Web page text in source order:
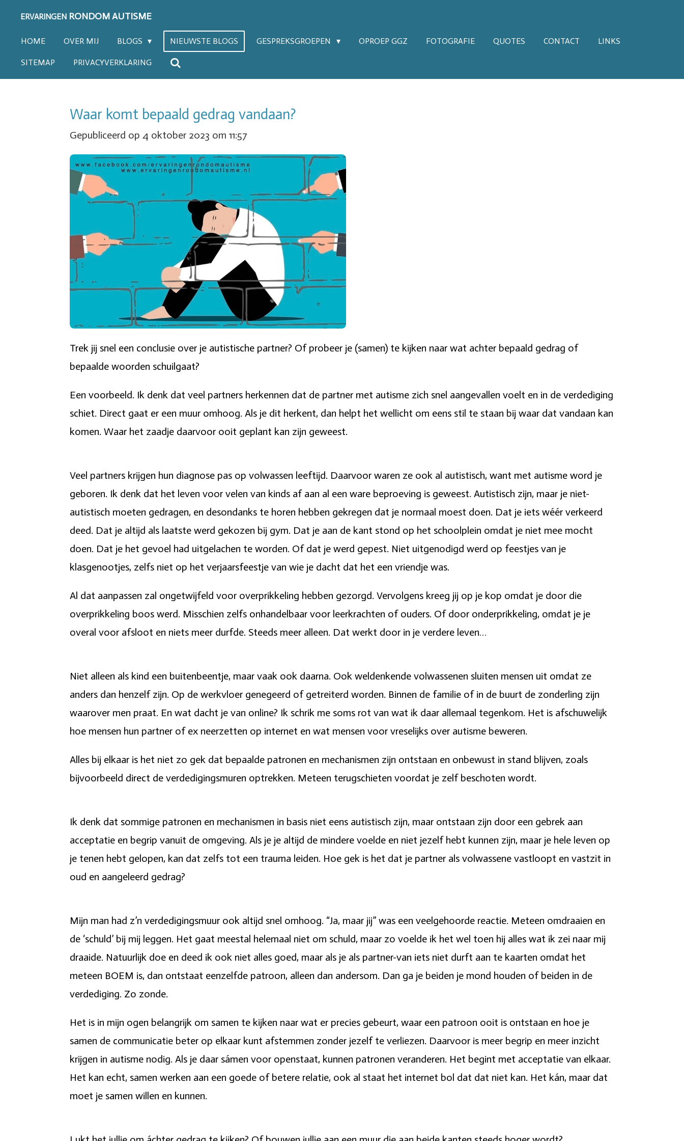
ERVARINGEN RONDOM AUTISME
HOME OVER MIJ BLOGS NIEUWSTE BLOGS GESPREKSGROEPEN OPROEP GGZ FOTOGRAFIE QUOTES CONTACT LINKS
SITEMAP PRIVACYVERKLARING
Waar komt bepaald gedrag vandaan?
Gepubliceerd op 4 oktober 2023 om 11:57
Trek jij snel een conclusie over je autistische partner? Of probeer je (samen) te kijken naar wat achter bepaald gedrag of
bepaalde woorden schuilgaat?
Een voorbeeld. Ik denk dat veel partners herkennen dat de partner met autisme zich snel aangevallen voelt en in de verdediging
schiet. Direct gaat er een muur omhoog. Als je dit herkent, dan helpt het wellicht om eens stil te staan bij waar dat vandaan kan
komen. Waar het zaadje daarvoor ooit geplant kan zijn geweest.
Veel partners krijgen hun diagnose pas op volwassen leeftijd. Daarvoor waren ze ook al autistisch, want met autisme word je
geboren. Ik denk dat het leven voor velen van kinds af aan al een ware beproeving is geweest. Autistisch zijn, maar je niet-
autistisch moeten gedragen, en desondanks te horen hebben gekregen dat je normaal moest doen. Dat je iets wéér verkeerd
deed. Dat je altijd als laatste werd gekozen bij gym. Dat je aan de kant stond op het schoolplein omdat je niet mee mocht
doen. Dat je het gevoel had uitgelachen te worden. Of dat je werd gepest. Niet uitgenodigd werd op feestjes van je
klasgenootjes, zelfs niet op het verjaarsfeestje van wie je dacht dat het een vriendje was.
Al dat aanpassen zal ongetwijfeld voor overprikkeling hebben gezorgd. Vervolgens kreeg jij op je kop omdat je door die
overprikkeling boos werd. Misschien zelfs onhandelbaar voor leerkrachten of ouders. Of door onderprikkeling, omdat je je
overal voor afsloot en niets meer durfde. Steeds meer alleen. Dat werkt door in je verdere leven…
Niet alleen als kind een buitenbeentje, maar vaak ook daarna. Ook weldenkende volwassenen sluiten mensen uit omdat ze
anders dan henzelf zijn. Op de werkvloer genegeerd of getreiterd worden. Binnen de familie of in de buurt de zonderling zijn
waarover men praat. En wat dacht je van online? Ik schrik me soms rot van wat ik daar allemaal tegenkom. Het is afschuwelijk
hoe mensen hun partner of ex neerzetten op internet en wat mensen voor vreselijks over autisme beweren.
Alles bij elkaar is het niet zo gek dat bepaalde patronen en mechanismen zijn ontstaan en onbewust in stand blijven, zoals
bijvoorbeeld direct de verdedigingsmuren optrekken. Meteen terugschieten voordat je zelf beschoten wordt.
Ik denk dat sommige patronen en mechanismen in basis niet eens autistisch zijn, maar ontstaan zijn door een gebrek aan
acceptatie en begrip vanuit de omgeving. Als je je altijd de mindere voelde en niet jezelf hebt kunnen zijn, maar je hele leven op
je tenen hebt gelopen, kan dat zelfs tot een trauma leiden. Hoe gek is het dat je partner als volwassene vastloopt en vastzit in
oud en aangeleerd gedrag?
Mijn man had z’n verdedigingsmuur ook altijd snel omhoog. “Ja, maar jij” was een veelgehoorde reactie. Meteen omdraaien en
de ‘schuld’ bij mij leggen. Het gaat meestal helemaal niet om schuld, maar zo voelde ik het wel toen hij alles wat ik zei naar mij
draaide. Natuurlijk doe en deed ik ook niet alles goed, maar als je als partner-van iets niet durft aan te kaarten omdat het
meteen BOEM is, dan ontstaat eenzelfde patroon, alleen dan andersom. Dan ga je beiden je mond houden of beiden in de
verdediging. Zo zonde.
Het is in mijn ogen belangrijk om samen te kijken naar wat er precies gebeurt, waar een patroon ooit is ontstaan en hoe je
samen de communicatie beter op elkaar kunt afstemmen zonder jezelf te verliezen. Daarvoor is meer begrip en meer inzicht
krijgen in autisme nodig. Als je daar sámen voor openstaat, kunnen patronen veranderen. Het begint met acceptatie van elkaar.
Het kan echt, samen werken aan een goede of betere relatie, ook al staat het internet bol dat dat niet kan. Het kán, maar dat
moet je samen willen en kunnen.